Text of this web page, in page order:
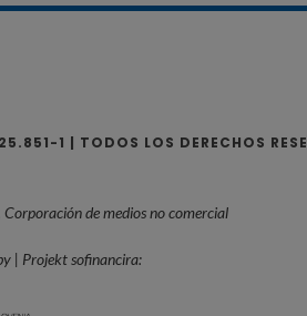
1 | TODOS LOS DERECHOS
Corporación de medios no comercial
| Projekt sofinancira: